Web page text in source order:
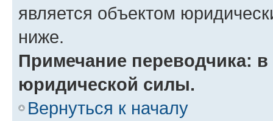
является объектом
ниже.
Примечание переводчика:
юридической силы.
Вернуться к началу